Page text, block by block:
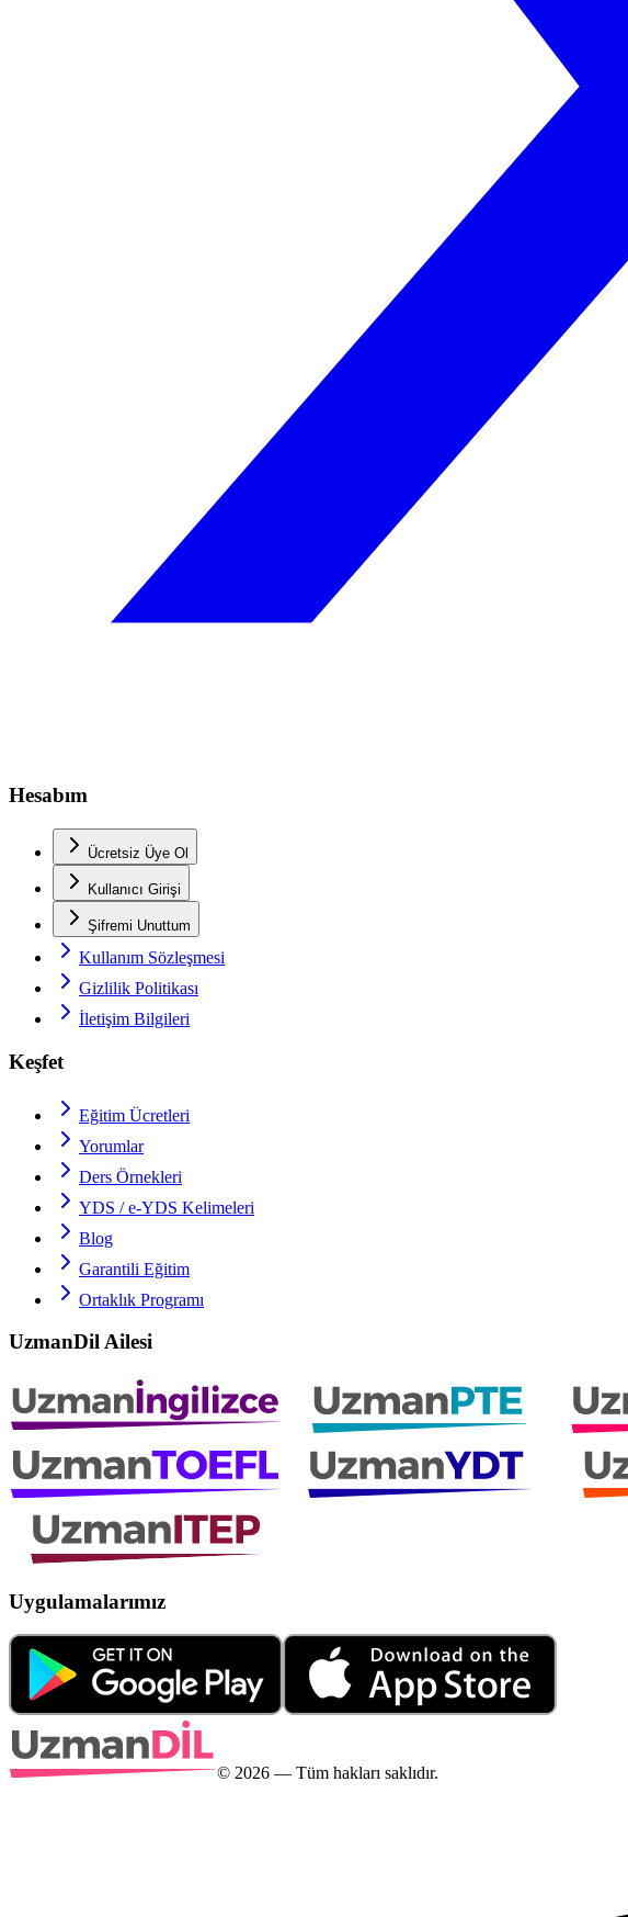
Hesabım
Ücretsiz Üye Ol
Kullanıcı Girişi
Şifremi Unuttum
Kullanım Sözleşmesi
Gizlilik Politikası
İletişim Bilgileri
Keşfet
Eğitim Ücretleri
Yorumlar
Ders Örnekleri
YDS / e-YDS Kelimeleri
Blog
Garantili Eğitim
Ortaklık Programı
UzmanDil Ailesi
Uygulamalarımız
© 2026 — Tüm hakları saklıdır.